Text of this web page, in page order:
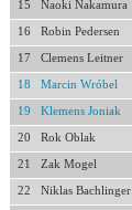
15 Naoki Nakamura
16 Robin Pedersen
17 Clemens Leitner
18 Marcin Wróbel
19 Klemens Joniak
20 Rok Oblak
21 Zak Mogel
22 Niklas Bachlinger